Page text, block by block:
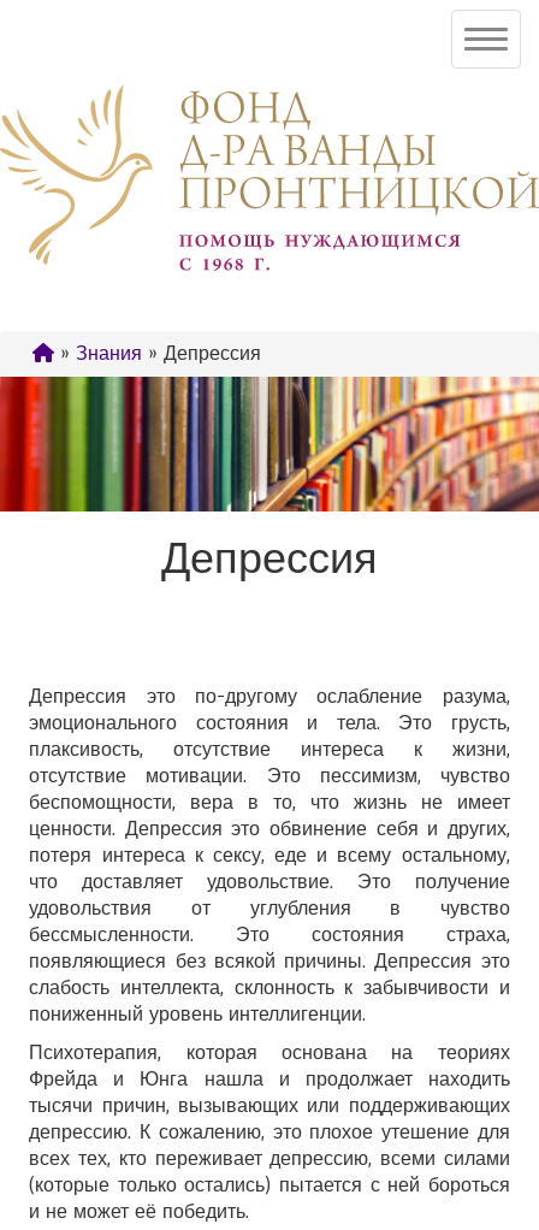
» Знания » Депрессия
Депрессия
Депрессия это по-другому ослабление разума,
эмоционального состояния и тела. Это грусть,
плаксивость, отсутствие интереса к жизни,
отсутствие мотивации. Это пессимизм, чувство
беспомощности, вера в то, что жизнь не имеет
ценности. Депрессия это обвинение себя и других,
потеря интереса к сексу, еде и всему остальному,
что доставляет удовольствие. Это получение
удовольствия от углубления в чувство
бессмысленности. Это состояния страха,
появляющиеся без всякой причины. Депрессия это
слабость интеллекта, склонность к забывчивости и
пониженный уровень интеллигенции.
Психотерапия, которая основана на теориях
Фрейда и Юнга нашла и продолжает находить
тысячи причин, вызывающих или поддерживающих
депрессию. К сожалению, это плохое утешение для
всех тех, кто переживает депрессию, всеми силами
(которые только остались) пытается с ней бороться
и не может её победить.